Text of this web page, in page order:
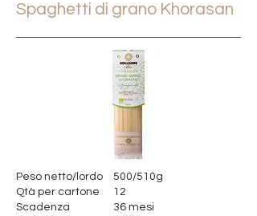
Spaghetti di grano Khorasan
Peso netto/lordo
Qtà per cartone
Scadenza
500/510g
12
36 mesi